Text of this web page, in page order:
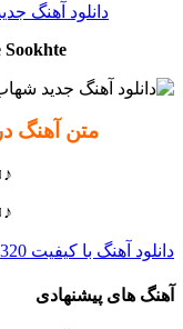
دانلود آهنگ
متن آهنگ
دانلود آهنگ با کیفیت 320
آهنگ های پیشنهادی